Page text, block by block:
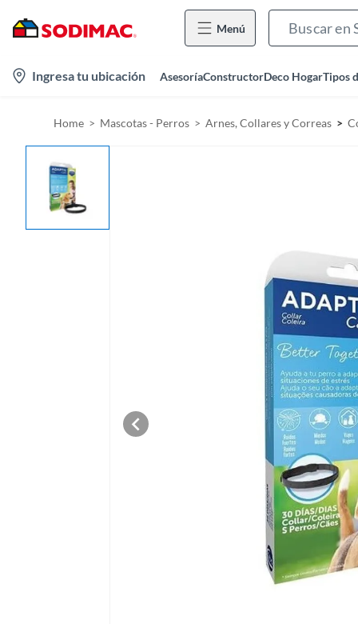
Menú
Ingresa tu ubicación AsesoríaConstructorDeco HogarTipos
Home Mascotas - Perros Arnes, Collares y Correas